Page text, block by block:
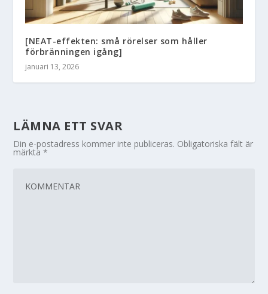
[NEAT-effekten: små rörelser som håller
förbränningen igång]
januari 13, 2026
LÄMNA ETT SVAR
Din e-postadress kommer inte publiceras. Obligatoriska fält är
märkta*